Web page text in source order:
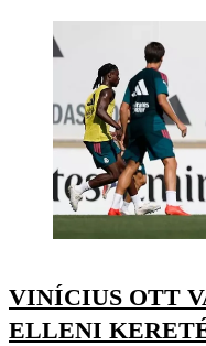
VINÍCIUS OTT
ELLENI